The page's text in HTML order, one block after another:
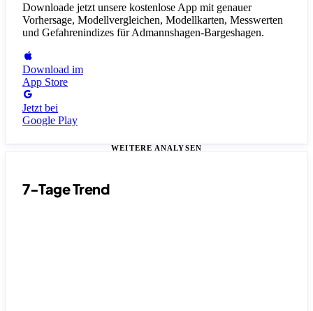
Downloade jetzt unsere kostenlose App mit genauer
Vorhersage, Modellvergleichen, Modellkarten, Messwerten
und Gefahrenindizes für Admannshagen-Bargeshagen.
Download im
App Store
Jetzt bei
Google Play
WEITERE ANALYSEN
7-Tage Trend